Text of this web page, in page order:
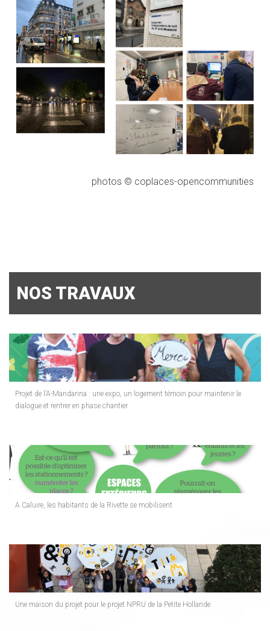
photos © coplaces-opencommunities
NOS TRAVAUX
Projet de l’A-Mandarina : une expo, un logement témoin pour maintenir le
dialogue et rentrer en phase chantier
A Caluire, les habitants de la Rivette se mobilisent
Une maison du projet pour le projet NPRU de la Petite Hollande